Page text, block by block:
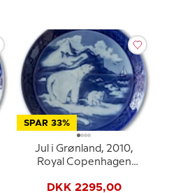
SPAR 33%
Jul i Grønland, 2010,
Royal Copenhagen
DKK 2295,00